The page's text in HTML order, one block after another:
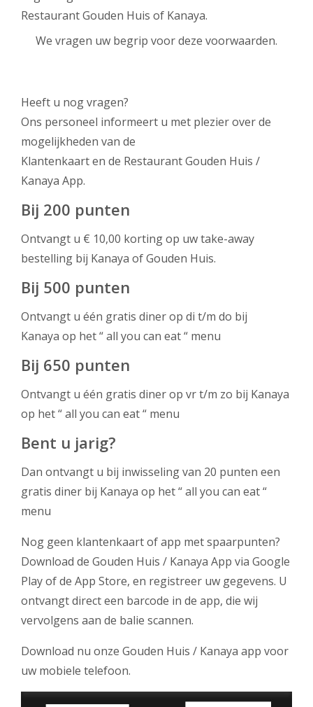
Restaurant Gouden Huis of Kanaya.
We vragen uw begrip voor deze voorwaarden.
Heeft u nog vragen?
Ons personeel informeert u met plezier over de
mogelijkheden van de
Klantenkaart en de Restaurant Gouden Huis /
Kanaya App.
Bij 200 punten
Ontvangt u € 10,00 korting op uw take-away
bestelling bij Kanaya of Gouden Huis.
Bij 500 punten
Ontvangt u één gratis diner op di t/m do bij
Kanaya op het“ all you can eat “ menu
Bij 650 punten
Ontvangt u één gratis diner op vr t/m zo bij Kanaya
op het “ all you can eat “ menu
Bent u jarig?
Dan ontvangt u bij inwisseling van 20 punten een
gratis diner bij Kanaya op het“ all you can eat “
menu
Nog geen klantenkaart of app met spaarpunten?
Download de Gouden Huis / Kanaya App via Google
Play of de App Store, en registreer uw gegevens. U
ontvangt direct een barcode in de app, die wij
vervolgens aan de balie scannen.
Download nu onze Gouden Huis / Kanaya app voor
uw mobiele telefoon.